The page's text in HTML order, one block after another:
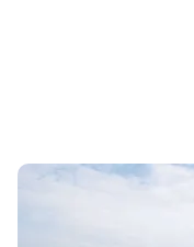
Retournement
désherbage